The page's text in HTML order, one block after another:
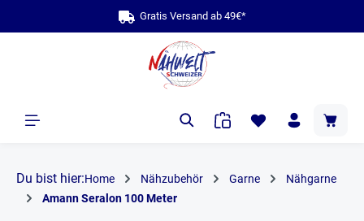
Gratis Versand ab 49€*
Du bist hier:Home Nähzubehör Garne
Nähgarne
Amann Seralon 100 Meter